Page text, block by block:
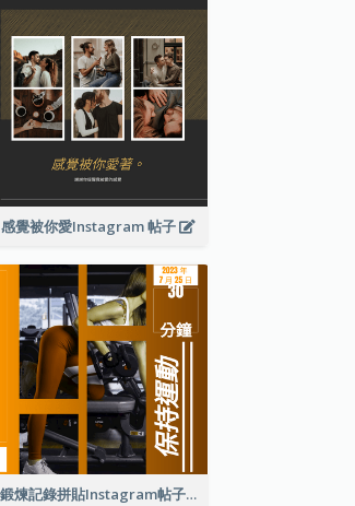
感覺被你愛Instagram 帖子
鍛煉記錄拼貼Instagram帖子